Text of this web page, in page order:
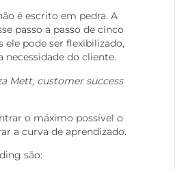
é escrito em pedra. A
passo a passo de cinco
ele pode ser flexibilizado,
necessidade do cliente.
Mett, customer success
o máximo possível o
a curva de aprendizado.
são: